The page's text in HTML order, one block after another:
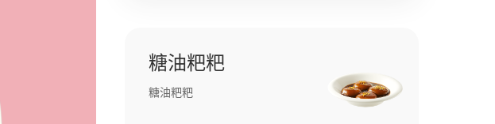
糖油粑粑
糖油粑粑